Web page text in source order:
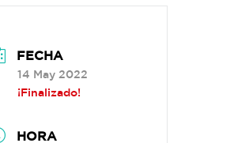
FECHA
14 May 2022
¡Finalizado!
HORA